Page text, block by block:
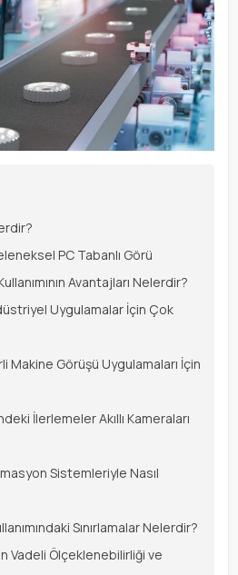
PC Tabanlı Görü
Avantajları Nelerdir?
Uygulamalar İçin Çok
Makine Görüşü Uygulamaları İçin
İlerlemeler Akıllı Kameraları
Sistemleriyle Nasıl
Sınırlamalar Nelerdir?
Vadeli Ölçeklenebilirliği ve